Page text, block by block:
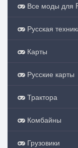
Все моды для
Русская
Карты
Русские карты
Трактора
Комбайны
Грузовики